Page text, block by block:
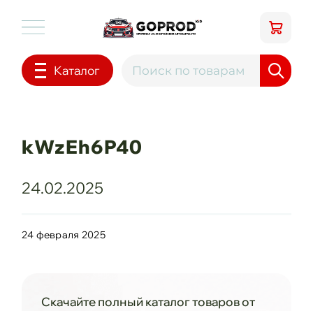
Каталог
kWzEh6P40
24.02.2025
24 февраля 2025
Скачайте полный каталог товаров от